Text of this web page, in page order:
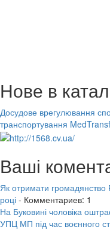
Нове в
Досудове врегулювання
транспортування
Ваші
Як отримати
році - Комментариев: 1
На Буковині чоловіка
УПЦ МП під час воєнного